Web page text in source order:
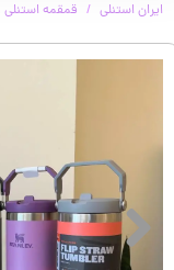
ایران استنلی قمقمه استنلی